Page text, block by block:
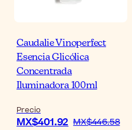
Caudalie Vinoperfect
Esencia Glicólica
Concentrada
Iluminadora 100ml
Precio
MX$401.92 MX$446.58